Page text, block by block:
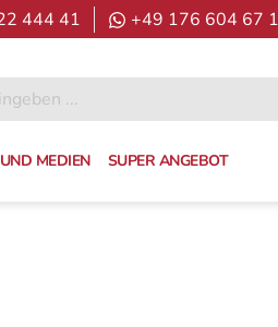
444 41 +49 176 604 67
MEDIEN SUPER ANGEBOT